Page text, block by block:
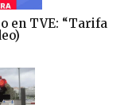
en TVE: “Tarifa